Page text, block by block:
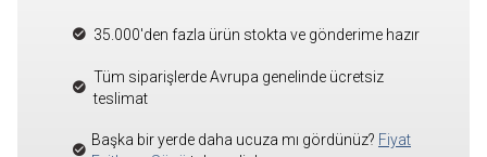
35.000'den fazla ürün stokta ve gönderime hazır
Tüm siparişlerde Avrupa genelinde ücretsiz
teslimat
Başka bir yerde daha ucuza mı gördünüz? Fiyat